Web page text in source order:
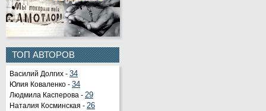
ТОП АВТОРОВ
Василий Долгих - 34
Юлия Коваленко - 34
Людмила Касперова - 29
Наталия Косминская - 26